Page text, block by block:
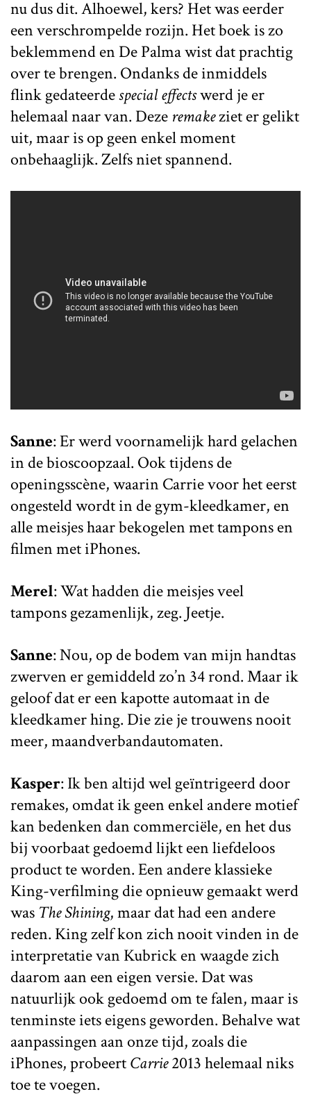
nu dus dit. Alhoewel, kers? Het was eerder
een verschrompelde rozijn. Het boek is zo
beklemmend en De Palma wist dat prachtig
over te brengen. Ondanks de inmiddels
flink gedateerdespecial effectswerd je er
helemaal naar van. Deze remakeziet er gelikt
uit, maar is op geen enkel moment
onbehaaglijk. Zelfs niet spannend.
Sanne: Er werd voornamelijk hard gelachen
in de bioscoopzaal. Ook tijdens de
openingsscène, waarin Carrie voor het eerst
ongesteld wordt in de gym-kleedkamer, en
alle meisjes haar bekogelen met tampons en
filmen met iPhones.
Merel: Wat hadden die meisjes veel
tampons gezamenlijk, zeg. Jeetje.
Sanne: Nou, op de bodem van mijn handtas
zwerven er gemiddeld zo’n 34 rond. Maar ik
geloof dat er een kapotte automaat in de
kleedkamer hing. Die zie je trouwens nooit
meer, maandverbandautomaten.
Kasper: Ik ben altijd wel geïntrigeerd door
remakes, omdat ik geen enkel andere motief
kan bedenken dan commerciële, en het dus
bij voorbaat gedoemd lijkt een liefdeloos
product te worden. Een andere klassieke
King-verfilming die opnieuw gemaakt werd
was The Shining, maar dat had een andere
reden. King zelf kon zich nooit vinden in de
interpretatie van Kubrick en waagde zich
daarom aan een eigen versie. Dat was
natuurlijk ook gedoemd om te falen, maar is
tenminste iets eigens geworden. Behalve wat
aanpassingen aan onze tijd, zoals die
iPhones, probeertCarrie2013 helemaal niks
toe te voegen.